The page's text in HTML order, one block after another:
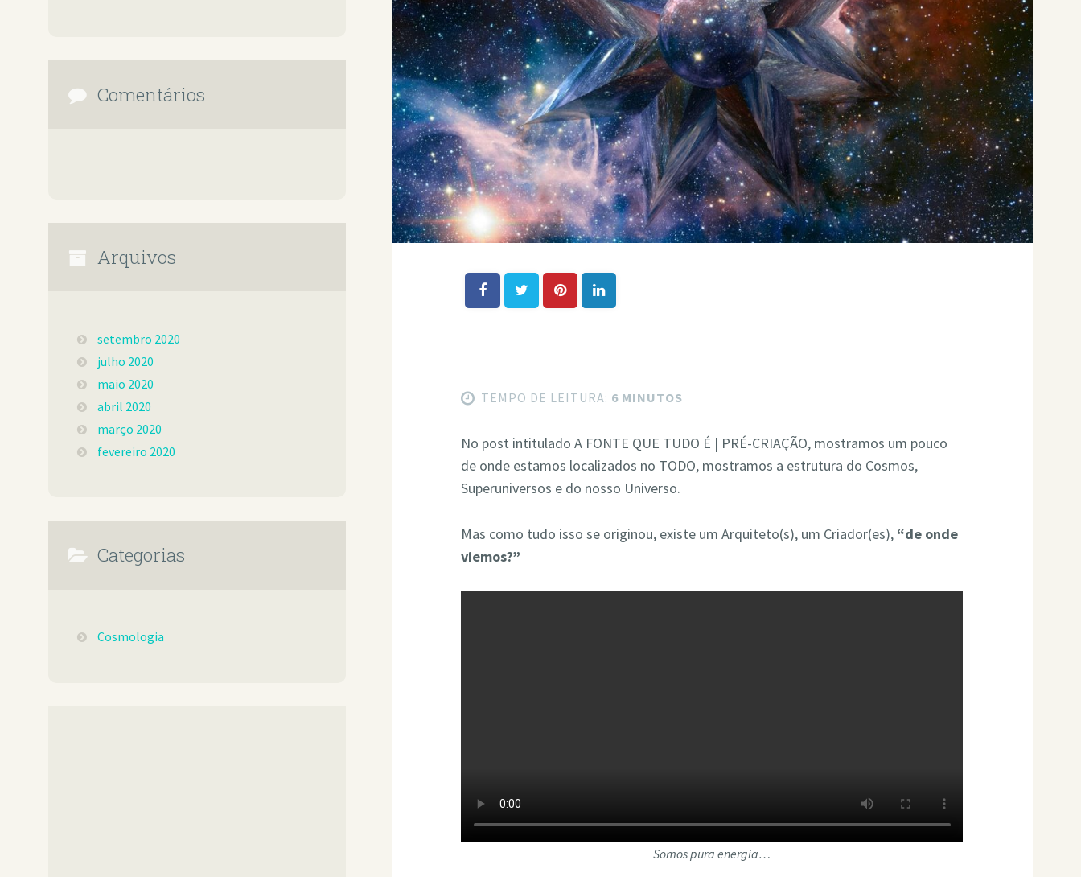
TEMPO DE LEITURA: 6 MINUTOS
No post intitulado A FONTE QUE TUDO É | PRÉ-CRIAÇÃO, mostramos um pouco
de onde estamos localizados no TODO, mostramos a estrutura do Cosmos,
Superuniversos e do nosso Universo.
Mas como tudo isso se originou, existe um Arquiteto(s), um Criador(es), “de onde
viemos?”
Somos pura energia…
Comentários
Arquivos
setembro 2020
julho 2020
maio 2020
abril 2020
março 2020
fevereiro 2020
Categorias
Cosmologia